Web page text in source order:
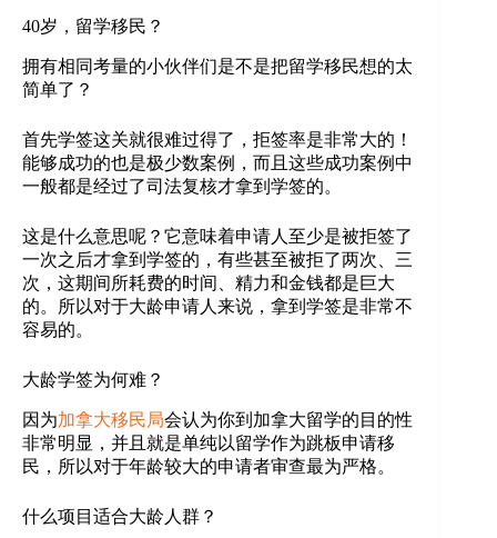
40岁，留学移民？
拥有相同考量的小伙伴们是不是把留学移民想的太
简单了？
首先学签这关就很难过得了，拒签率是非常大的！
能够成功的也是极少数案例，而且这些成功案例中
一般都是经过了司法复核才拿到学签的。
这是什么意思呢？它意味着申请人至少是被拒签了
一次之后才拿到学签的，有些甚至被拒了两次、三
次，这期间所耗费的时间、精力和金钱都是巨大
的。所以对于大龄申请人来说，拿到学签是非常不
容易的。
大龄学签为何难？
因为加拿大移民局会认为你到加拿大留学的目的性
非常明显，并且就是单纯以留学作为跳板申请移
民，所以对于年龄较大的申请者审查最为严格。
什么项目适合大龄人群？